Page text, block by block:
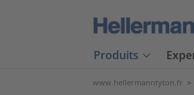
Produits
www.hellermanntyton.fr >